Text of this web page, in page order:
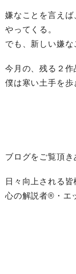
嫌なことを言えば
やってくる。
でも、新しい嫌な
今月の、残る２作
僕は寒い土手を歩
ブログをご覧頂き
日々向上される皆
心の解説者®︎・